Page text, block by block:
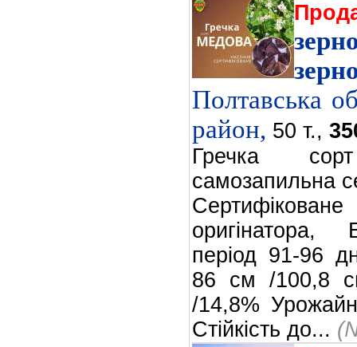
Полтавська
район, 50 т.,
Гречка
самозапильна
оригінатора,
період 91-96
86 см /100,8
/14,8%
Стійкість до...